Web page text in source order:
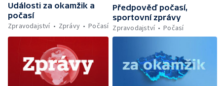
Události za okamžik a
počasí
Zpravodajství
Zprávy Počasí
Předpověď počasí,
sportovní zprávy
Zpravodajství
Počasí